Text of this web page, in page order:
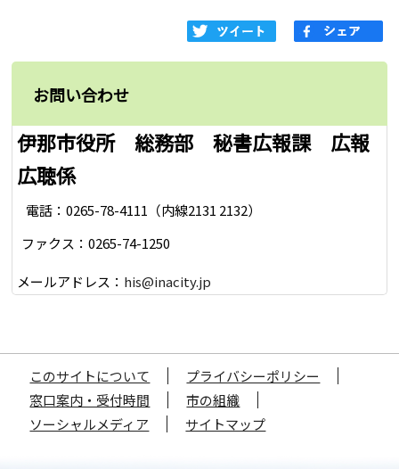
お問い合わせ
伊那市役所 総務部 秘書広報課 広報
広聴係
電話：0265-78-4111（内線2131 2132）
ファクス：0265-74-1250
メールアドレス： his@inacity.jp
このサイトについて
プライバシーポリシー
窓口案内・受付時間
市の組織
ソーシャルメディア
サイトマップ